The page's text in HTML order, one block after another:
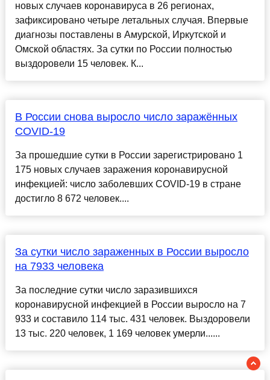
новых случаев коронавируса в 26 регионах,
зафиксировано четыре летальных случая. Впервые
диагнозы поставлены в Амурской, Иркутской и
Омской областях. За сутки по России полностью
выздоровели 15 человек. К...
В России снова выросло число заражённых
COVID-19
За прошедшие сутки в России зарегистрировано 1
175 новых случаев заражения коронавирусной
инфекцией: число заболевших COVID-19 в стране
достигло 8 672 человек....
За сутки число зараженных в России выросло
на 7933 человека
За последние сутки число заразившихся
коронавирусной инфекцией в России выросло на 7
933 и составило 114 тыс. 431 человек. Выздоровели
13 тыс. 220 человек, 1 169 человек умерли......